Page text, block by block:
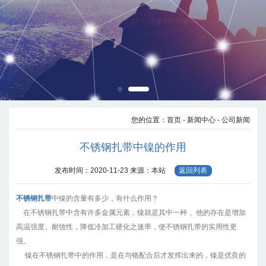
您的位置： 首页 - 新闻中心 - 公司新闻
不锈钢扎带中镍的作用
发布时间：2020-11-23 来源：本站 返回列表
不锈钢扎带中镍的含量有多少，有什么作用？
在不锈钢扎带中含有许多金属元素，镍就是其中一种， 他的存在是增加
高温强度、耐蚀性，降低冷加工硬化之速率，使不锈钢扎带的实用性更
强。
镍在不锈钢扎带中的作用，是在与铬配合后才发挥出来的，镍是优良的